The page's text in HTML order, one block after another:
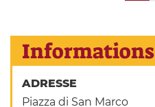
Informations
ADRESSE
Piazza di San Marco